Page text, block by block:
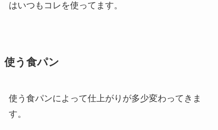
はいつもコレを使ってます。
使う食パン
使う食パンによって仕上がりが多少変わってきま
す。